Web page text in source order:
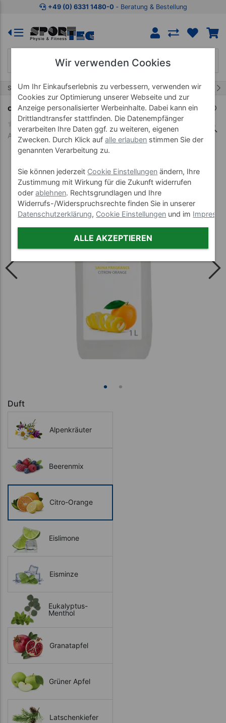
Zum Kaufbereich springen Zur Produktbeschreibung
+49 (0) 6331 1480-0 ‐ Beratung & Bestellung
Start Therapiebedarf Präparate 264/457
cosiMed Saunaduft Citro-Orange, 1 l
Art-Nr. 24270
Duft
Alpenkräuter
Beerenmix
Citro-Orange
Eislimone
Eisminze
Eukalyptus-
Menthol
Granatapfel
Grüner Apfel
Latschenkiefer
Wir verwenden Cookies
Um Ihr Einkaufserlebnis zu verbessern, verwenden wir
Cookies zur Optimierung unserer Webseite und zur
Anzeige personalisierter Werbeinhalte. Dabei kann ein
Drittlandtransfer stattfinden. Die Datenempfänger
verarbeiten Ihre Daten ggf. zu weiteren, eigenen
Zwecken. Durch Klick aufalle erlauben stimmen Sie der
genannten Verarbeitung zu.
Sie können jederzeit Cookie Einstellungen ändern, Ihre
Zustimmung mit Wirkung für die Zukunft widerrufen
oderablehnen. Rechtsgrundlagen und Ihre
Widerrufs-/Widerspruchsrechte finden Sie in unserer
Datenschutzerklärung, Cookie Einstellungen und im
ALLE AKZEPTIEREN